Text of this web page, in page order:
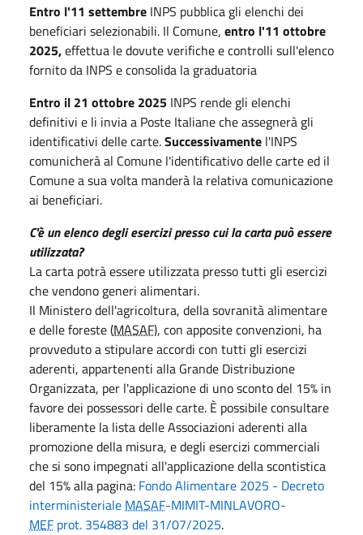
Entro l'11 settembre INPS pubblica gli elenchi dei
beneficiari selezionabili. Il Comune, entro l'11 ottobre
2025,effettua le dovute verifiche e controlli sull'elenco
fornito da INPS e consolida la graduatoria
Entro il 21 ottobre 2025 INPS rende gli elenchi
definitivi e li invia a Poste Italiane che assegnerà gli
identificativi delle carte.Successivamente l'INPS
comunicherà al Comune l'identificativo delle carte ed il
Comune a sua volta manderà la relativa comunicazione
ai beneficiari.
C'è un elenco degli esercizi presso cui la carta può essere
utilizzata?
La carta potrà essere utilizzata presso tutti gli esercizi
che vendono generi alimentari.
Il Ministero dell'agricoltura, della sovranità alimentare
e delle foreste (MASAF), con apposite convenzioni, ha
provveduto a stipulare accordi con tutti gli esercizi
aderenti, appartenenti alla Grande Distribuzione
Organizzata, per l'applicazione di uno sconto del 15% in
favore dei possessori delle carte. È possibile consultare
liberamente la lista delle Associazioni aderenti alla
promozione della misura, e degli esercizi commerciali
che si sono impegnati all'applicazione della scontistica
del 15% alla pagina: Fondo Alimentare 2025 - Decreto
interministeriale MASAF-MIMIT-MINLAVORO-
MEF prot. 354883 del 31/07/2025.